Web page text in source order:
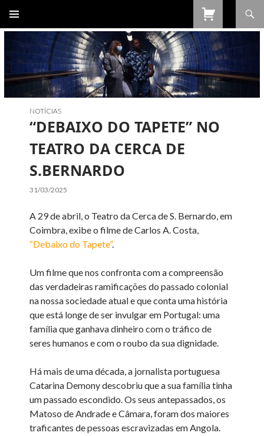
PARA
CONTEÚDO
NOTÍCIAS
“DEBAIXO DO TAPETE” NO
TEATRO DA CERCA DE
S.BERNARDO
31/03/2025
A 29 de abril, o Teatro da Cerca de S. Bernardo, em
Coimbra, exibe o filme de Carlos A. Costa,
“Debaixo do Tapete”.
Um filme que nos confronta com a compreensão
das verdadeiras ramificações do passado colonial
na nossa sociedade atual e que conta uma história
que está longe de ser invulgar em Portugal: uma
família que ganhava dinheiro com o tráfico de
seres humanos e com o roubo da sua dignidade.
Há mais de uma década, a jornalista portuguesa
Catarina Demony descobriu que a sua família tinha
um passado escondido. Os seus antepassados, os
Matoso de Andrade e Câmara, foram dos maiores
traficantes de pessoas escravizadas em Angola.